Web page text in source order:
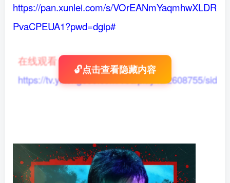
https://pan.xunlei.com/s/VOrEANmYaqmhwXLDR
PvaCPEUA1?pwd=dgip#
在线观看：
https://tv.yikong666.com/vod/play/id/2608755/sid/
🔓点击查看隐藏内容